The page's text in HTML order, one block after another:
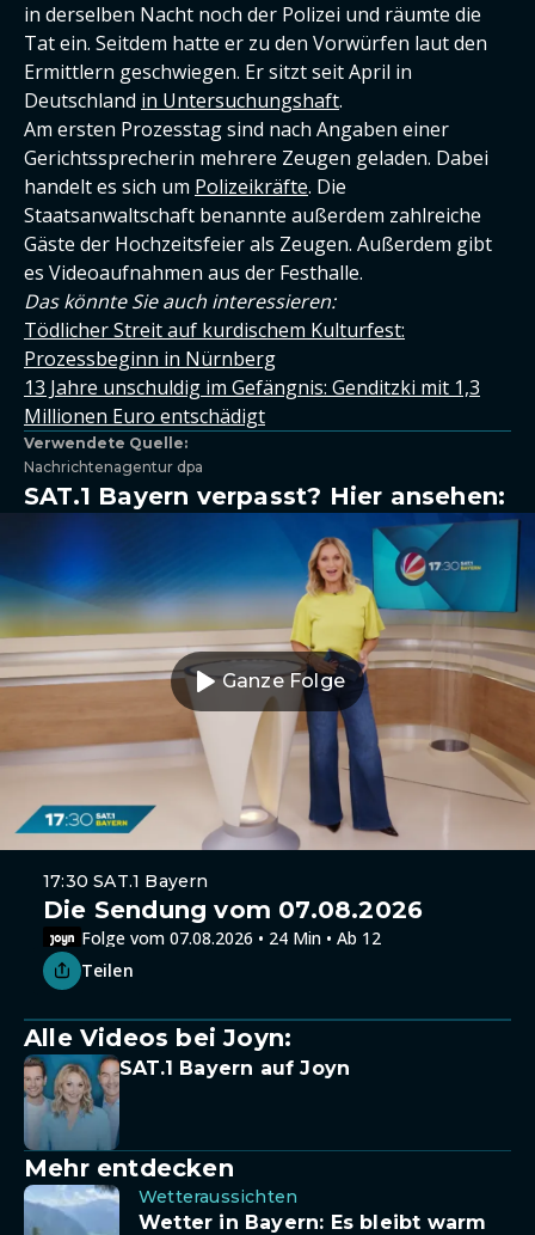
in derselben Nacht noch der Polizei und räumte die
Tat ein. Seitdem hatte er zu den Vorwürfen laut den
Ermittlern geschwiegen. Er sitzt seit April in
Deutschland in Untersuchungshaft.
Am ersten Prozesstag sind nach Angaben einer
Gerichtssprecherin mehrere Zeugen geladen. Dabei
handelt es sich um Polizeikräfte. Die
Staatsanwaltschaft benannte außerdem zahlreiche
Gäste der Hochzeitsfeier als Zeugen. Außerdem gibt
es Videoaufnahmen aus der Festhalle.
Das könnte Sie auch interessieren:
Tödlicher Streit auf kurdischem Kulturfest:
Prozessbeginn in Nürnberg
13 Jahre unschuldig im Gefängnis: Genditzki mit 1,3
Millionen Euro entschädigt
Verwendete Quelle:
Nachrichtenagentur dpa
SAT.1 Bayern verpasst? Hier ansehen:
Ganze Folge
17:30 SAT.1 Bayern
Die Sendung vom 07.08.2026
Folge vom 07.08.2026 • 24 Min • Ab 12
Teilen
Alle Videos bei Joyn:
SAT.1 Bayern auf Joyn
Mehr entdecken
Wetteraussichten
Wetter in Bayern: Es bleibt warm